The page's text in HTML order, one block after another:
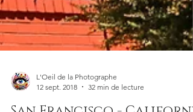
L'Oeil de la Photographe